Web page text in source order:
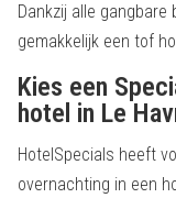
Dankzij alle
gemakkelijk een tof
Kies een
hotel in Le
HotelSpecials heeft
overnachting in een